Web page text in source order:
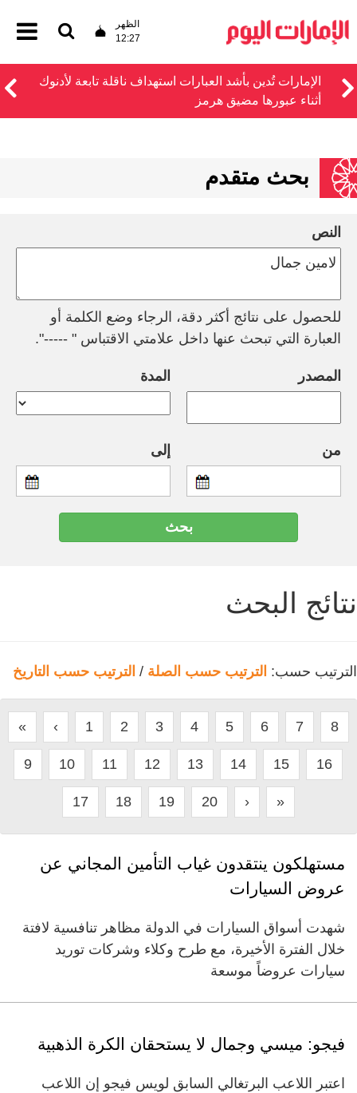
الظهر
12:27
الإمارات تُدين بأشد العبارات استهداف ناقلة تابعة لأدنوك
أثناء عبورها مضيق هرمز
بحث متقدم
النص
للحصول على نتائج أكثر دقة، الرجاء وضع الكلمة أو
العبارة التي تبحث عنها داخل علامتي الاقتباس " -----".
المصدر المدة
من إلى
نتائج البحث
الترتيب حسب: الترتيب حسب الصلة / الترتيب حسب التاريخ
« ‹ 1 2 3 4 5 6 7 8
9 10 11 12 13 14 15 16
17 18 19 20 › »
مستهلكون ينتقدون غياب التأمين المجاني عن
عروض السيارات
شهدت أسواق السيارات في الدولة مظاهر تنافسية لافتة
خلال الفترة الأخيرة، مع طرح وكلاء وشركات توريد
سيارات عروضاً موسعة
فيجو: ميسي وجمال لا يستحقان الكرة الذهبية
اعتبر اللاعب البرتغالي السابق لويس فيجو إن اللاعب